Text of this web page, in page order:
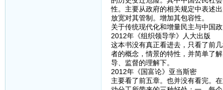
性。主要从政府的相关规定中表述
放宽对其管制。增加其包容性。
关于传统现代化和增量民主与中国
2012年《组织领导学》人大出版
这本书没有真正看进去，只看了前
者的概念，情景的特性，并简单了
导、监督的理解下。
2012年《国富论》亚当斯密
主要看了前五章。也并没有看完。